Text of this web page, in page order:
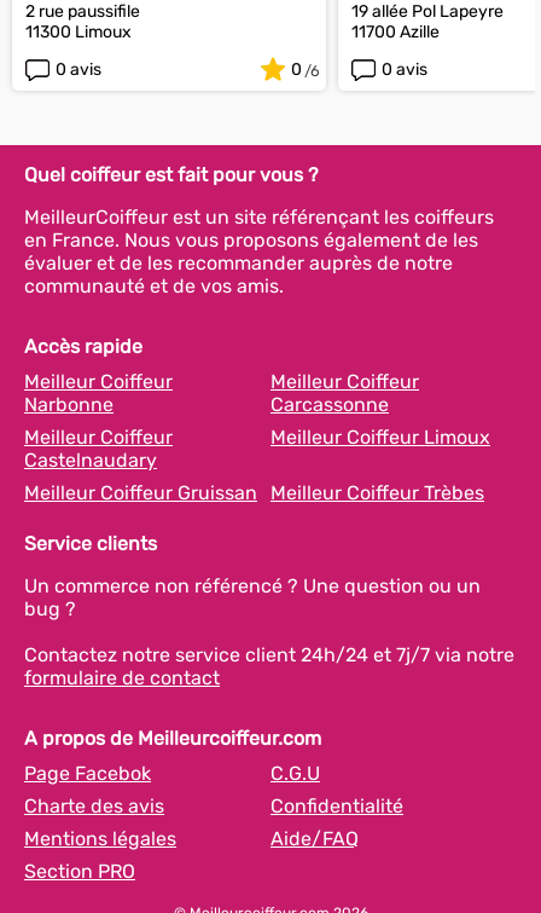
2 rue paussifile
11300 Limoux
0 avis
0
19 allée Pol Lapeyre
11700 Azille
0 avis
Quel coiffeur est fait pour vous ?
MeilleurCoiffeur est un site référençant les coiffeurs
en France. Nous vous proposons également de les
évaluer et de les recommander auprès de notre
communauté et de vos amis.
Accès rapide
Meilleur Coiffeur
Narbonne
Meilleur Coiffeur
Carcassonne
Meilleur Coiffeur
Castelnaudary
Meilleur Coiffeur Limoux
Meilleur Coiffeur Gruissan Meilleur Coiffeur Trèbes
Service clients
Un commerce non référencé ? Une question ou un
bug ?
Contactez notre service client 24h/24 et 7j/7 via notre
formulaire de contact
A propos de Meilleurcoiffeur.com
Page Facebok
C.G.U
Charte des avis
Confidentialité
Mentions légales
Aide/FAQ
Section PRO